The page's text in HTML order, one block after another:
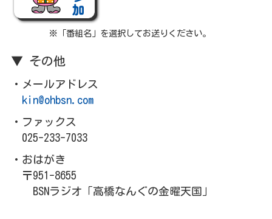
※「番組名」を選択してお送りください。
▼ その他
・メールアドレス
kin@ohbsn.com
・ファックス
025-233-7033
・おはがき
〒951-8655
BSNラジオ「高橋なんぐの金曜天国」